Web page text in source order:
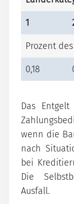
1
Prozent
0,18
Das
wenn die
nach
bei
Die
Ausfall.